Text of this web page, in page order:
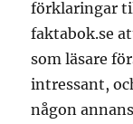
förklaringar
faktabok.se
som läsare
intressant,
någon